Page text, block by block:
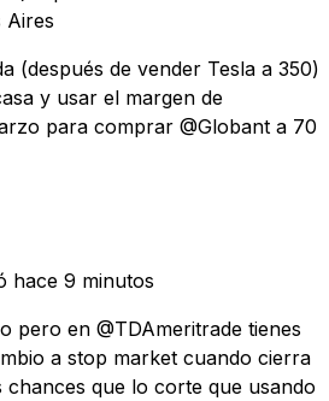
Aires
(después de vender Tesla a 350)
y usar el margen de
para comprar @Globant a 70
hace 9 minutos
pero en @TDAmeritrade tienes
a stop market cuando cierra
chances que lo corte que usando